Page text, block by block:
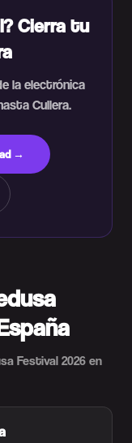
Cierra tu
la electrónica
Cullera.
→
Festival 2026 en